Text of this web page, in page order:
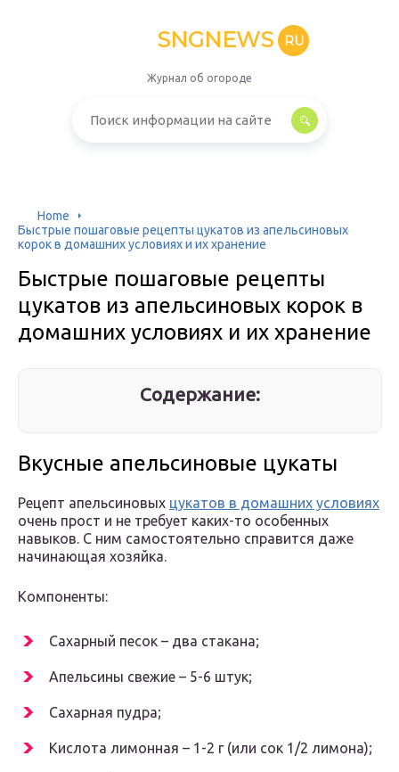
SNGNEWS RU
Журнал об огороде
Home
Быстрые пошаговые рецепты цукатов из апельсиновых
корок в домашних условиях и их хранение
Быстрые пошаговые рецепты
цукатов из апельсиновых корок в
домашних условиях и их хранение
Содержание:
Вкусные апельсиновые цукаты
Рецепт апельсиновых цукатов в домашних условиях
очень прост и не требует каких-то особенных
навыков. С ним самостоятельно справится даже
начинающая хозяйка.
Компоненты:
Сахарный песок – два стакана;
Апельсины свежие – 5-6 штук;
Сахарная пудра;
Кислота лимонная – 1-2 г (или сок 1/2 лимона);